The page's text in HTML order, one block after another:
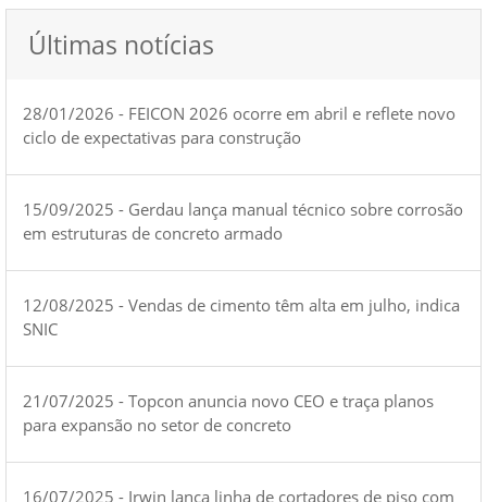
Últimas notícias
28/01/2026 - FEICON 2026 ocorre em abril e reflete novo
ciclo de expectativas para construção
15/09/2025 - Gerdau lança manual técnico sobre corrosão
em estruturas de concreto armado
12/08/2025 - Vendas de cimento têm alta em julho, indica
SNIC
21/07/2025 - Topcon anuncia novo CEO e traça planos
para expansão no setor de concreto
16/07/2025 - Irwin lança linha de cortadores de piso com